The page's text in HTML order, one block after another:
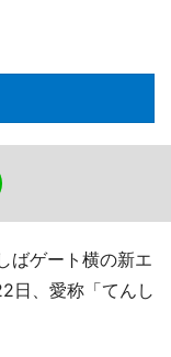
ばゲート横の新エ
日、愛称「てんし